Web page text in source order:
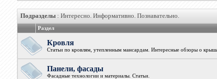
Подразделы: Интересно. Информативно. Познавательно.
Раздел
Кровля
Статьи по кровлям, утепленным мансардам. Интересные обзоры о
Панели, фасады
Фасадные технологии и материалы. Статьи.